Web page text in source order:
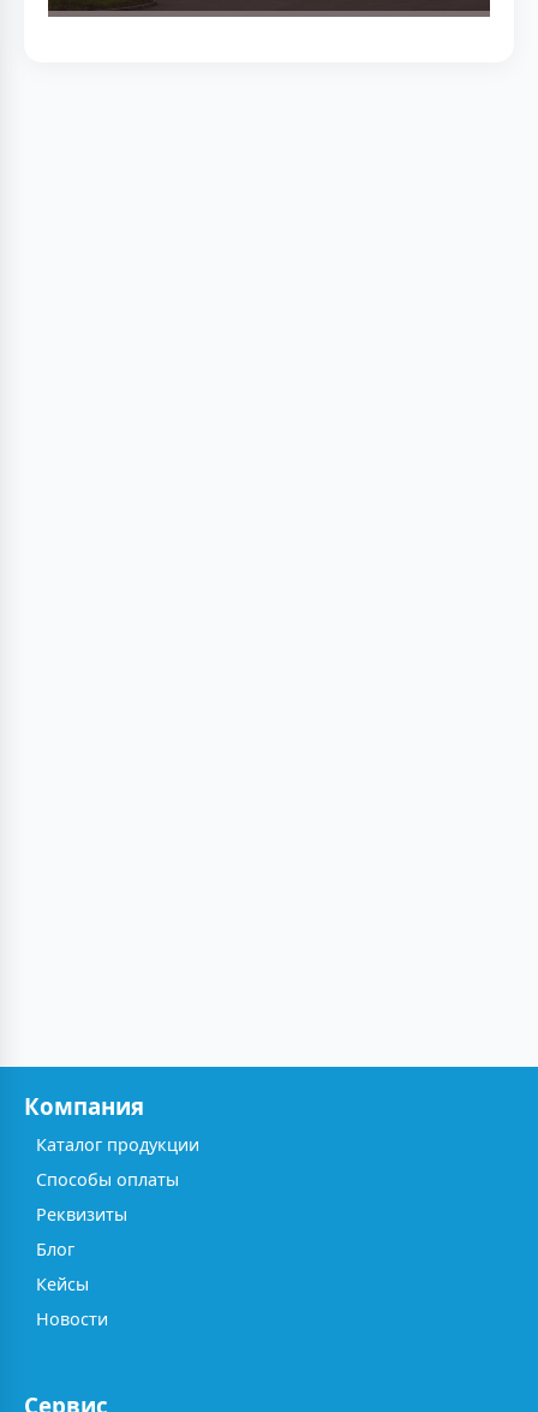
Компания
Каталог продукции
Способы оплаты
Реквизиты
Блог
Кейсы
Новости
Сервис